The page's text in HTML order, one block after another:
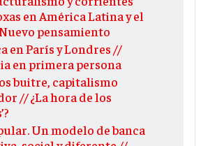
en América Latina y el
pensamiento
en París y Londres //
en primera persona
buitre, capitalismo
// ¿La hora de los
Un modelo de banca